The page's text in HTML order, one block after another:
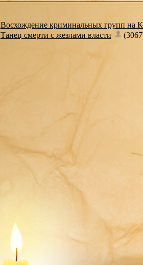
Восхождение криминальных групп на
Танец смерти с жезлами власти